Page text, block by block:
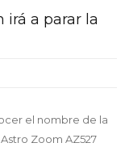
irá a parar la
el nombre de la
Zoom AZ527